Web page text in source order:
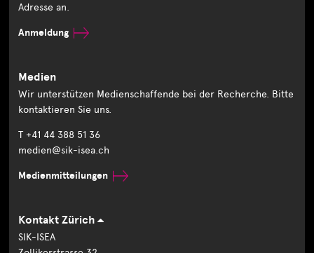
Adresse an.
Anmeldung
Medien
Wir unterstützen Medienschaffende bei der Recherche. Bitte
kontaktieren Sie uns.
T +41 44 388 51 36
medien@sik-isea.ch
Medienmitteilungen
Kontakt Zürich
SIK-ISEA